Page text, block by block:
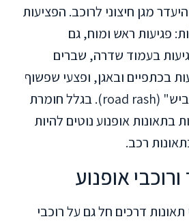
מגן חיצוני לרוכב. הפציעות
פגיעות ראש ומוח, גם
בעמוד שדרה, שברים
בכתפיים ובאגן, ופצעי שפשוף
חמורים הנקראים "כביש" (road rash). בגלל חומרת
בתאונות אופנוע נוטים להיות
רכב.
אופנוע
תאונות דרכים חל גם על רוכבי